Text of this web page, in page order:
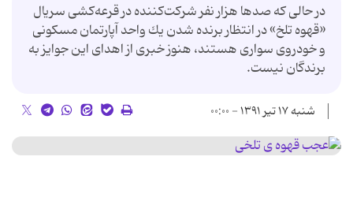
در حالی كه صدها هزار نفر شركت‌كننده در قرعه‌كشی سریال
«قهوه تلخ» در انتظار برنده شدن یك واحد آپارتمان مسكونی
و خودروی سواری هستند، هنوز خبری از اهدای این جوایز به
برندگان نیست.
شنبه ۱۷ تیر ۱۳۹۱ - ۰۰:۰۰